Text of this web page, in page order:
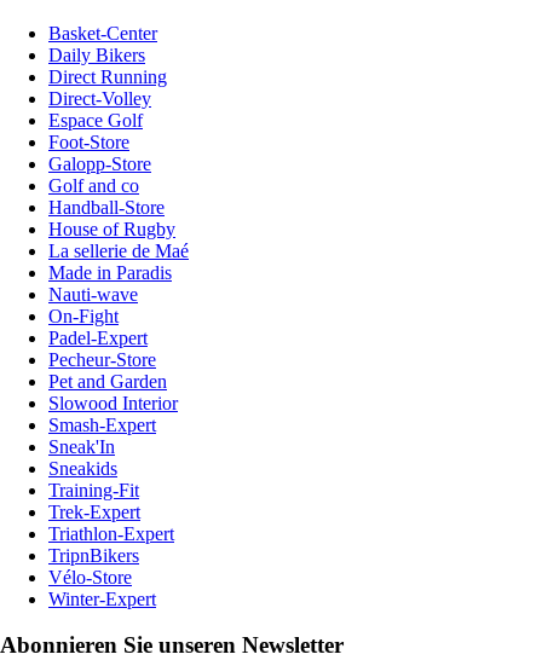
Basket-Center
Daily Bikers
Direct Running
Direct-Volley
Espace Golf
Foot-Store
Galopp-Store
Golf and co
Handball-Store
House of Rugby
La sellerie de Maé
Made in Paradis
Nauti-wave
On-Fight
Padel-Expert
Pecheur-Store
Pet and Garden
Slowood Interior
Smash-Expert
Sneak'In
Sneakids
Training-Fit
Trek-Expert
Triathlon-Expert
TripnBikers
Vélo-Store
Winter-Expert
Abonnieren Sie unseren Newsletter